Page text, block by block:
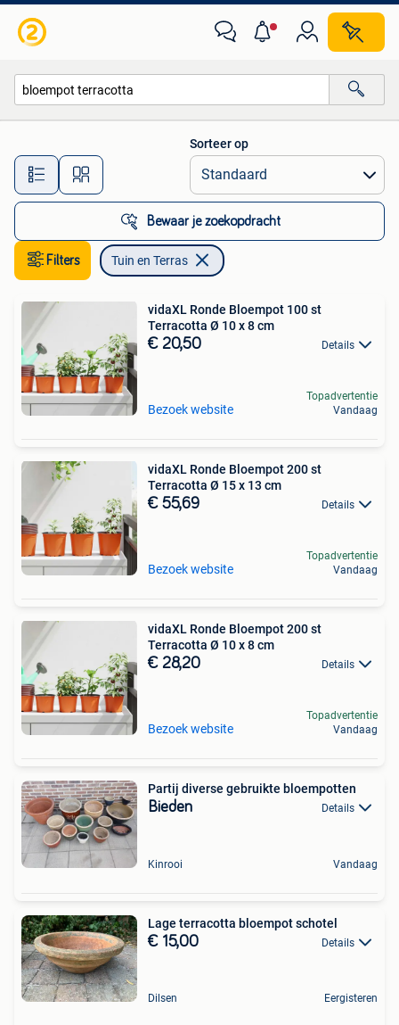
Alle afstanden…
Sorteer op
Bewaar je zoekopdracht
Filters Tuin en Terras
vidaXL Ronde Bloempot 100 st
Terracotta Ø 10 x 8 cm
€ 20,50 Details
Bezoek website
Topadvertentie
Vandaag
vidaXL Ronde Bloempot 200 st
Terracotta Ø 15 x 13 cm
€ 55,69 Details
Bezoek website
Topadvertentie
Vandaag
vidaXL Ronde Bloempot 200 st
Terracotta Ø 10 x 8 cm
€ 28,20 Details
Bezoek website
Topadvertentie
Vandaag
Partij diverse gebruikte bloempotten
Bieden Details
Kinrooi Vandaag
Lage terracotta bloempot schotel
€ 15,00 Details
Dilsen Eergisteren